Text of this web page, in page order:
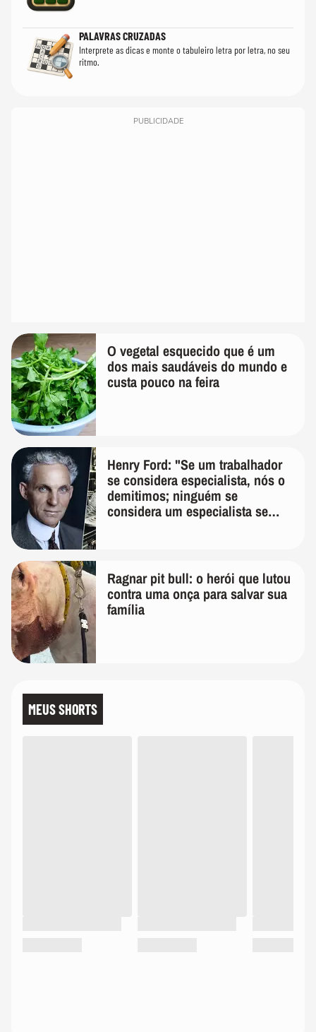
PALAVRAS CRUZADAS
Interprete as dicas e monte o tabuleiro letra por letra, no seu
ritmo.
PUBLICIDADE
O vegetal esquecido que é um
dos mais saudáveis do mundo e
custa pouco na feira
Henry Ford: "Se um trabalhador
se considera especialista, nós o
demitimos; ninguém se
considera um especialista se
Ragnar pit bull: o herói que lutou
contra uma onça para salvar sua
família
MEUS SHORTS